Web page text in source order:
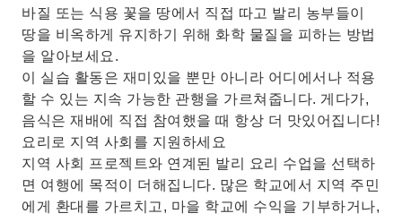
바질 또는 식용 꽃을 땅에서 직접 따고 발리 농부들이
땅을 비옥하게 유지하기 위해 화학 물질을 피하는 방법
을 알아보세요.
이 실습 활동은 재미있을 뿐만 아니라 어디에서나 적용
할 수 있는 지속 가능한 관행을 가르쳐줍니다. 게다가,
음식은 재배에 직접 참여했을 때 항상 더 맛있어집니다!
요리로 지역 사회를 지원하세요
지역 사회 프로젝트와 연계된 발리 요리 수업을 선택하
면 여행에 목적이 더해집니다. 많은 학교에서 지역 주민
에게 환대를 가르치고, 마을 학교에 수익을 기부하거나,